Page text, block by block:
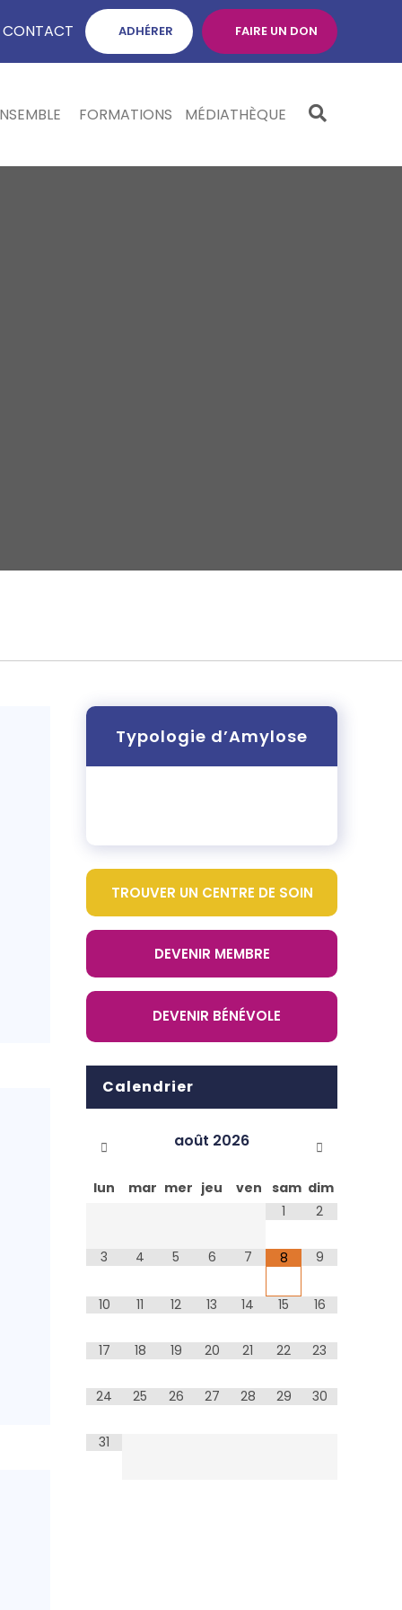
CONTACT ADHÉRER FAIRE UN DON
FORMATIONS MÉDIATHÈQUE
Typologie d’Amylose
TROUVER UN CENTRE DE SOIN
DEVENIR MEMBRE
DEVENIR BÉNÉVOLE
Calendrier
août 2026
lun mar mer jeu ven sam dim
1
2
3 4 5 6 7 8 9
10 11 12 13 14 15 16
17 18 19 20 21 22 23
24 25 26 27 28 29 30
31